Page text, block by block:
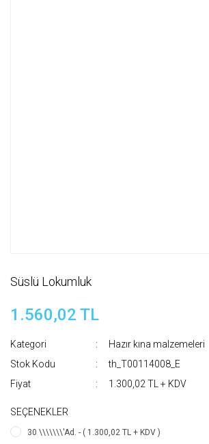
Süslü Lokumluk
1.560,02 TL
Kategori
Hazır kına malzemeleri
Stok Kodu
th_T00114008_E
Fiyat
1.300,02 TL + KDV
SEÇENEKLER
30 \\\\\\\'Ad. - ( 1.300,02 TL + KDV )